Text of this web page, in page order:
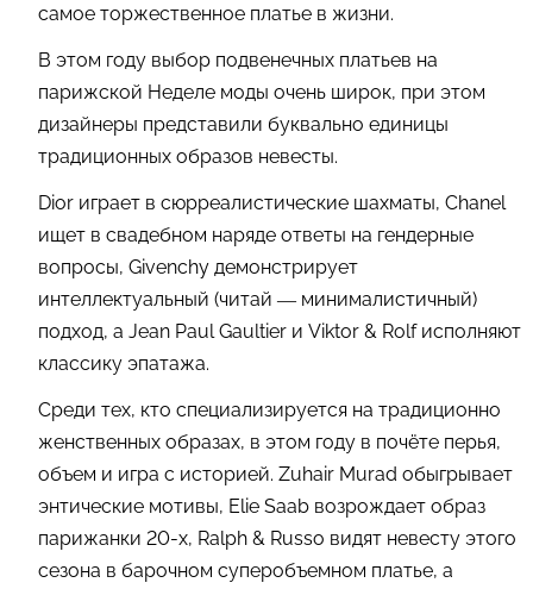
самое торжественное платье в жизни.
В этом году выбор подвенечных платьев на
парижской Неделе моды очень широк, при этом
дизайнеры представили буквально единицы
традиционных образов невесты.
Dior играет в сюрреалистические шахматы, Chanel
ищет в свадебном наряде ответы на гендерные
вопросы, Givenchy демонстрирует
интеллектуальный (читай — минималистичный)
подход, а Jean Paul Gaultier и Viktor & Rolf исполняют
классику эпатажа.
Среди тех, кто специализируется на традиционно
женственных образах, в этом году в почёте перья,
объем и игра с историей. Zuhair Murad обыгрывает
энтические мотивы, Elie Saab возрождает образ
парижанки 20-х, Ralph & Russo видят невесту этого
сезона в барочном суперобъемном платье, а